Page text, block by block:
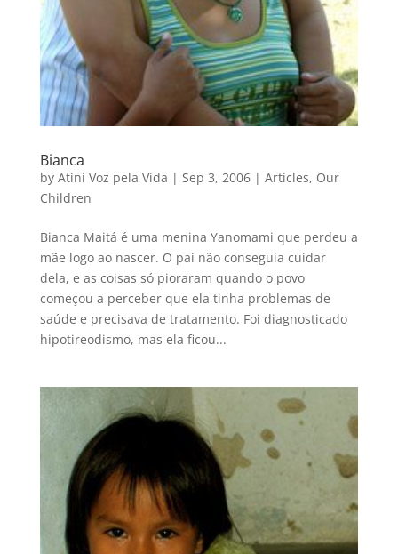
Bianca
by Atini Voz pela Vida | Sep 3, 2006| Articles, Our
Children
Bianca Maitá é uma menina Yanomami que perdeu a
mãe logo ao nascer. O pai não conseguia cuidar
dela, e as coisas só pioraram quando o povo
começou a perceber que ela tinha problemas de
saúde e precisava de tratamento. Foi diagnosticado
hipotireodismo, mas ela ficou...